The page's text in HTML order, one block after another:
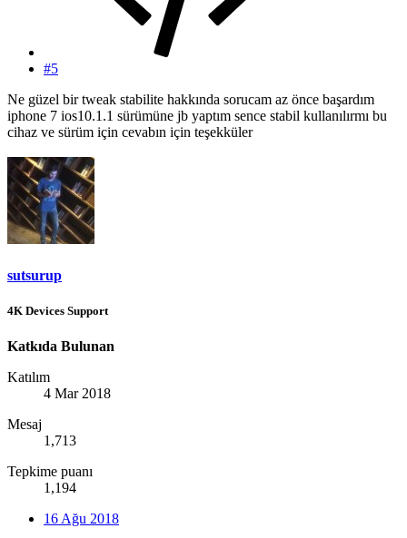
#5
Ne güzel bir tweak stabilite hakkında sorucam az önce başardım
iphone 7 ios10.1.1 sürümüne jb yaptım sence stabil kullanılırmı bu
cihaz ve sürüm için cevabın için teşekküler
sutsurup
4K Devices Support
Katkıda Bulunan
Katılım
4 Mar 2018
Mesaj
1,713
Tepkime puanı
1,194
16 Ağu 2018